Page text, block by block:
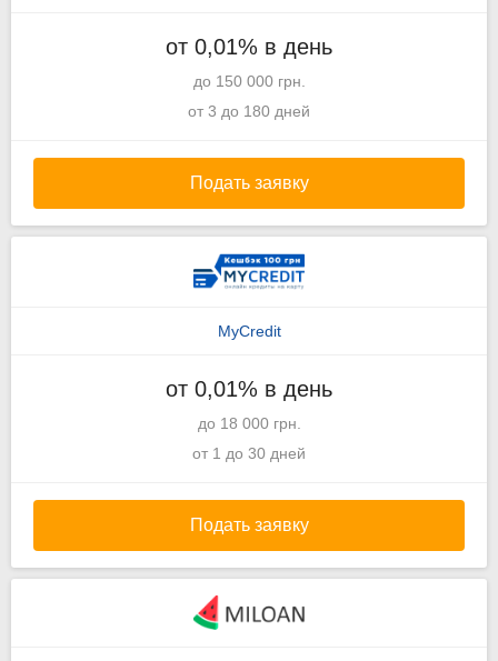
от 0,01% в день
до 150 000 грн.
от 3 до 180 дней
Подать заявку
MyCredit
от 0,01% в день
до 18 000 грн.
от 1 до 30 дней
Подать заявку